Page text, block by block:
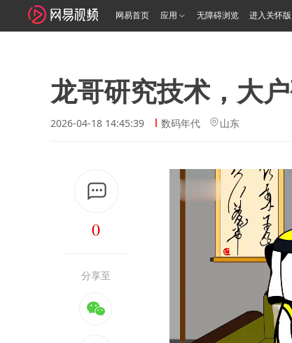
网易首页 应用 无障碍浏览 进入关怀版
龙哥研究技术，大
2026-04-18 14:45:39 数码年代 山东
0
分享至